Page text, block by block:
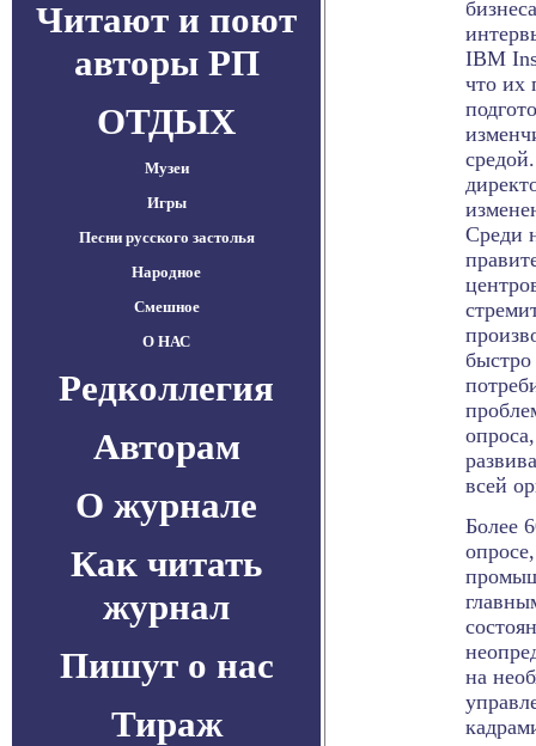
Читают и поют
авторы РП
ОТДЫХ
Музеи
Игры
Песни русского застолья
Народное
Смешное
О НАС
Редколлегия
Авторам
О журнале
Как читать
журнал
Пишут о нас
Тираж
IBM
что их
Среди
всей
Более
на